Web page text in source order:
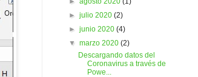
►julio 2020(2)
►junio 2020(4)
▼marzo 2020(2)
Descargando datos del
Coronavirus a través de
Powe...